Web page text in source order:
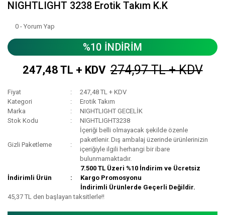
NIGHTLIGHT 3238 Erotik Takım K.K
0 - Yorum Yap
%10 İNDİRİM
247,48 TL + KDV 274,97 TL + KDV
Fiyat
247,48 TL + KDV
Kategori
Erotik Takım
Marka
NIGHTLIGHT GECELİK
Stok Kodu
NIGHTLIGHT3238
Gizli Paketleme
İçeriği belli olmayacak şekilde özenle
paketlenir. Dış ambalaj üzerinde ürünlerinizin
içeriğiyle ilgili herhangi bir ibare
bulunmamaktadır.
İndirimli Ürün
7.500 TL Üzeri %10 İndirim ve Ücretsiz
Kargo Promosyonu
İndirimli Ürünlerde Geçerli Değildir.
45,37 TL den başlayan taksitlerle!!